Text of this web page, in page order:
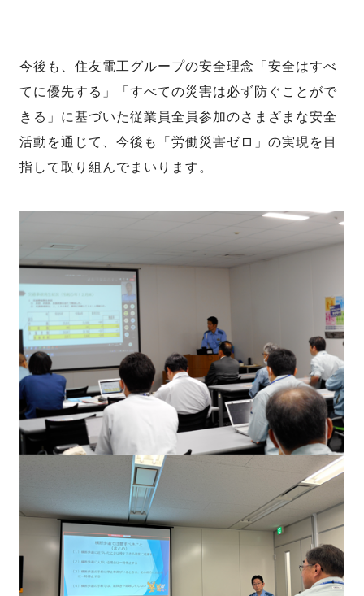
今後も、住友電工グループの安全理念「安全はすべ
てに優先する」「すべての災害は必ず防ぐことがで
きる」に基づいた従業員全員参加のさまざまな安全
活動を通じて、今後も「労働災害ゼロ」の実現を目
指して取り組んでまいります。